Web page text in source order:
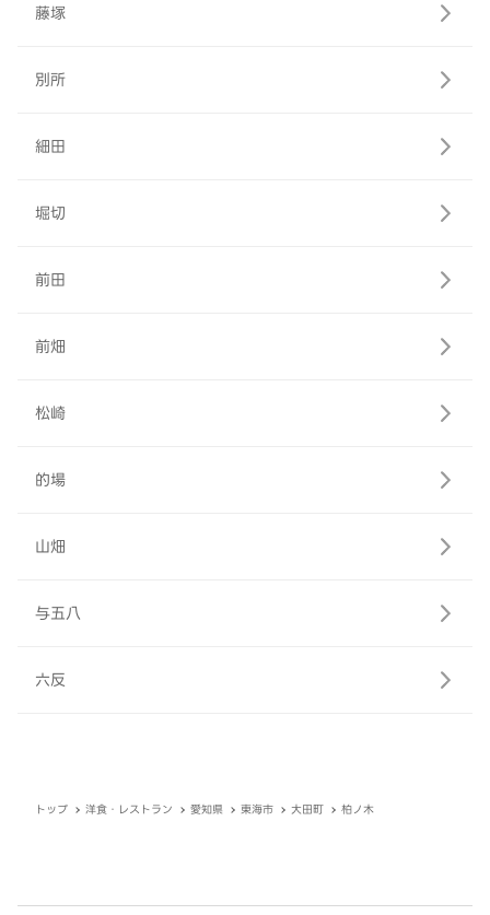
藤塚
別所
細田
堀切
前田
前畑
松崎
的場
山畑
与五八
六反
トップ 洋食・レストラン 愛知県 東海市 大田町 柏ノ木